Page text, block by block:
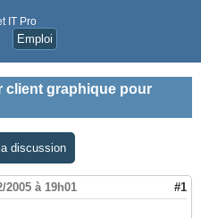
IT Pro
Emploi
client graphique pour
discussion
2005 à 19h01 #1